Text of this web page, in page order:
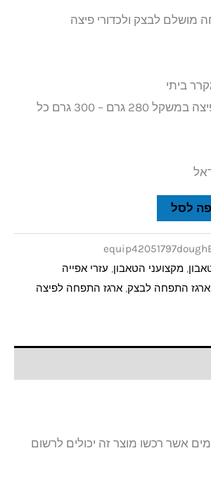
מושלם לבצק ולכדורי פיצה
ביתי
מתאים ל 6 כדורי פיצה במשקל 280 גרם – 300 גרם כל
לסל
, מקצועני הטאבון, עזרי אפייה
ארגז התפחה לבצק, ארגז התפחה לפיצה
אשר רכשו מוצר זה יכולים לרשום